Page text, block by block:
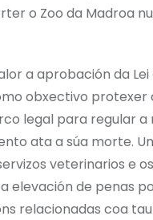
o Zoo da Madroa
a aprobación da
obxectivo
legal para regular
ata a súa morte.
veterinarios e
elevación de penas
relacionadas coa